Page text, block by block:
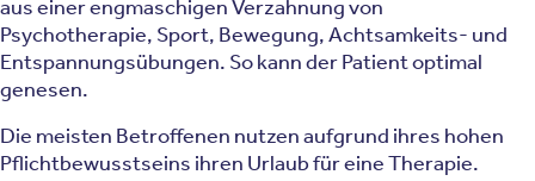
aus einer engmaschigen Verzahnung von
Psychotherapie, Sport, Bewegung, Achtsamkeits- und
Entspannungsübungen. So kann der Patient optimal
genesen.
Die meisten Betroffenen nutzen aufgrund ihres hohen
Pflichtbewusstseins ihren Urlaub für eine Therapie.